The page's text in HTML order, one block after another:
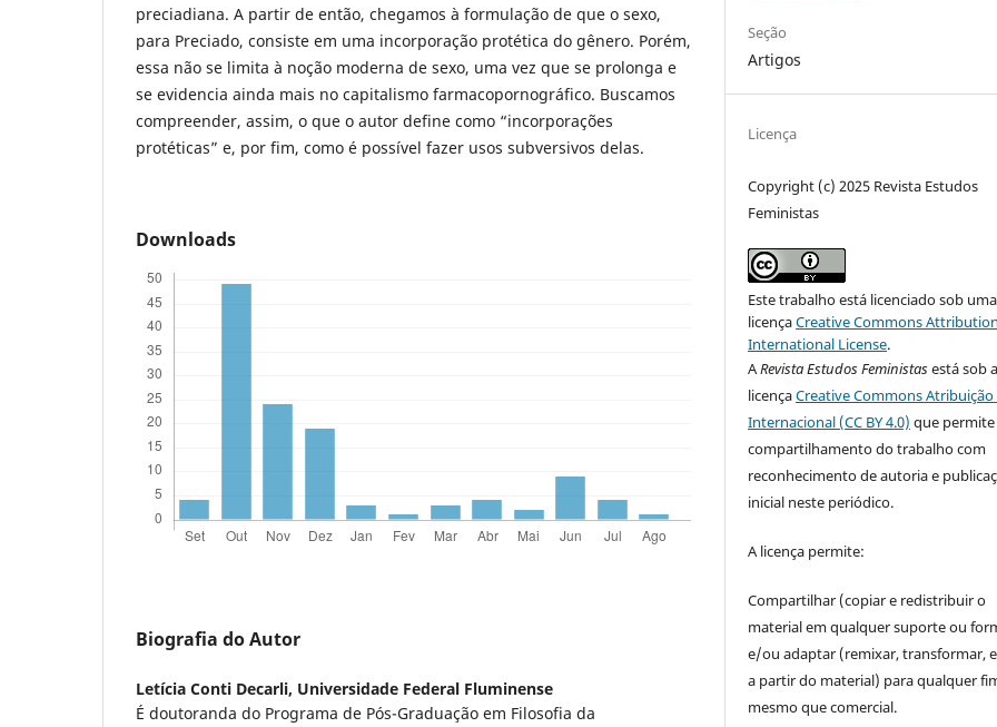
preciadiana. A partir de então, chegamos à formulação de que o sexo,
para Preciado, consiste em uma incorporação protética do gênero. Porém,
essa não se limita à noção moderna de sexo, uma vez que se prolonga e
se evidencia ainda mais no capitalismo farmacopornográfico. Buscamos
compreender, assim, o que o autor define como “incorporações
protéticas” e, por fim, como é possível fazer usos subversivos delas.
Downloads
Biografia do Autor
Letícia Conti Decarli, Universidade Federal Fluminense
É doutoranda do Programa de Pós-Graduação em Filosofia da
Seção
Artigos
Licença
Copyright (c) 2025 Revista Estudos
Feministas
Este trabalho está licenciado sob uma
licençaCreative Commons
International License.
ARevista Estudos Feministasestá sob a
licençaCreative Commons Atribuição
Internacional (CC BY 4.0) que
compartilhamento do trabalho com
reconhecimento de autoria e
inicial neste periódico.
A licença permite:
Compartilhar (copiar e redistribuir o
material em qualquer suporte ou
e/ou adaptar (remixar, transformar,
a partir do material) para qualquer
mesmo que comercial.